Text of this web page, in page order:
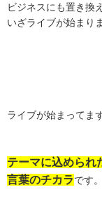
ビジネスにも置き換
いざライブが始まり
ライブが始まってま
テーマに込められ
言葉のチカラです。